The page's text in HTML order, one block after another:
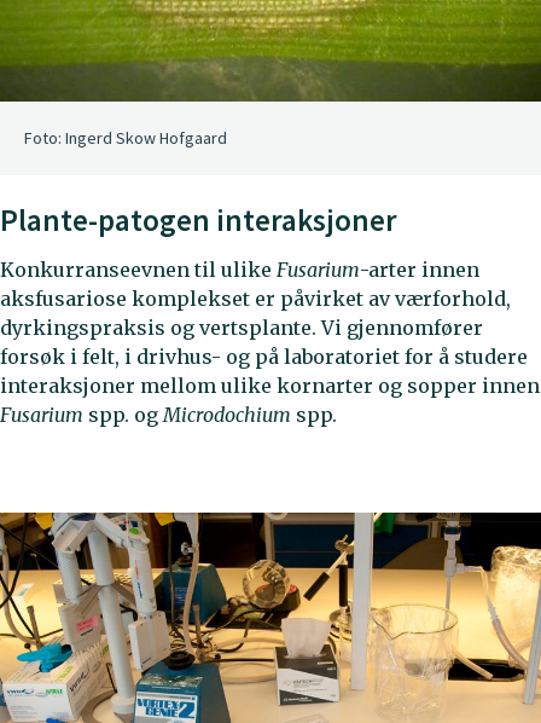
Foto: Ingerd Skow Hofgaard
Plante-patogen interaksjoner
Konkurranseevnen til ulike Fusarium-arter innen
aksfusariose komplekset er påvirket av værforhold,
dyrkingspraksis og vertsplante. Vi gjennomfører
forsøk i felt, i drivhus- og på laboratoriet for å studere
interaksjoner mellom ulike kornarter og sopper innen
Fusarium spp. og Microdochium spp.